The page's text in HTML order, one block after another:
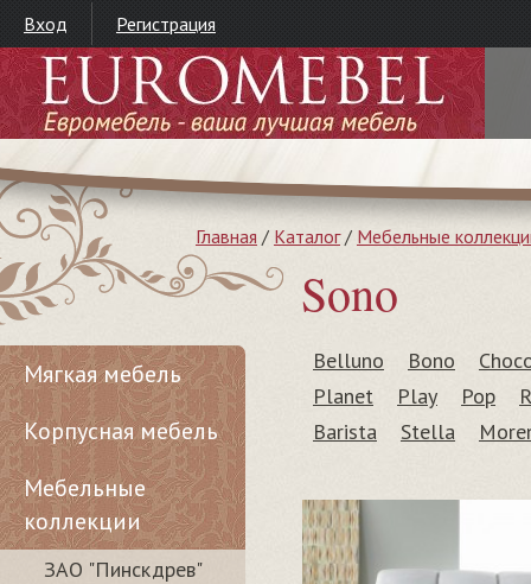
Вход Регистрация
Главная / Каталог/ Мебельные
Sono
Belluno Bono
Planet
Play Pop
Barista
Stella
Мягкая мебель
Корпусная мебель
Мебельные
коллекции
ЗАО "Пинскдрев"